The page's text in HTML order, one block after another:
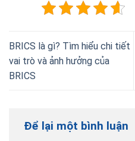
BRICS là gì? Tìm hiểu chi tiết
vai trò và ảnh hưởng của
BRICS
Để lại một bình luận